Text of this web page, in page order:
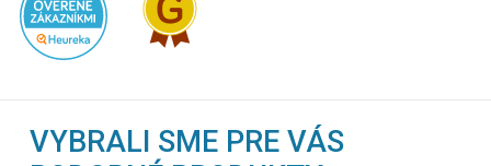
VYBRALI SME PRE VÁS